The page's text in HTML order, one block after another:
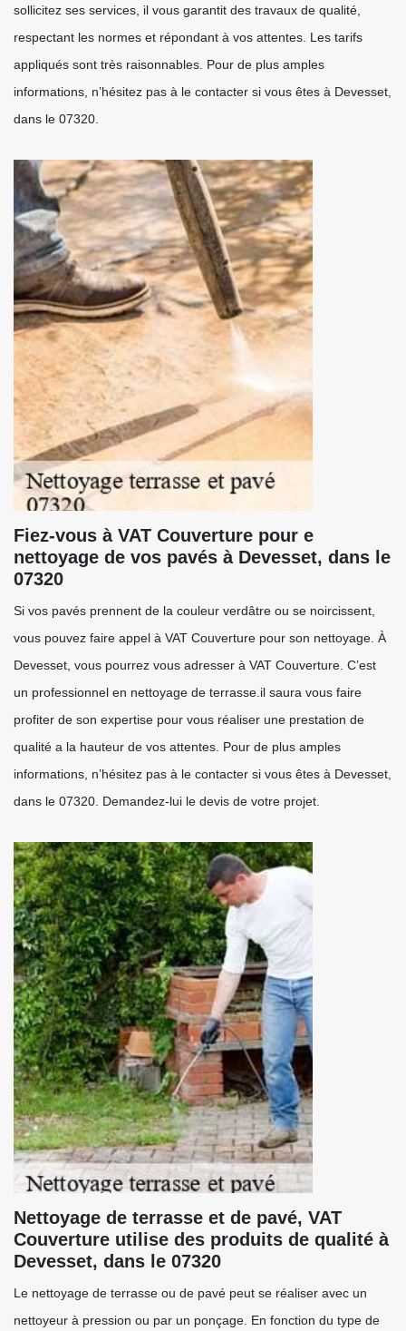
sollicitez ses services, il vous garantit des travaux de qualité,
respectant les normes et répondant à vos attentes. Les tarifs
appliqués sont très raisonnables. Pour de plus amples
informations, n’hésitez pas à le contacter si vous êtes à Devesset,
dans le 07320.
Fiez-vous à VAT Couverture pour e
nettoyage de vos pavés à Devesset, dans le
07320
Si vos pavés prennent de la couleur verdâtre ou se noircissent,
vous pouvez faire appel à VAT Couverture pour son nettoyage. À
Devesset, vous pourrez vous adresser à VAT Couverture. C’est
un professionnel en nettoyage de terrasse.il saura vous faire
profiter de son expertise pour vous réaliser une prestation de
qualité a la hauteur de vos attentes. Pour de plus amples
informations, n’hésitez pas à le contacter si vous êtes à Devesset,
dans le 07320. Demandez-lui le devis de votre projet.
Nettoyage de terrasse et de pavé, VAT
Couverture utilise des produits de qualité à
Devesset, dans le 07320
Le nettoyage de terrasse ou de pavé peut se réaliser avec un
nettoyeur à pression ou par un ponçage. En fonction du type de